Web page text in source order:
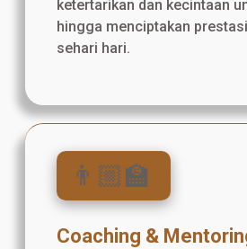
ketertarikan dan kecintaan
hingga menciptakan
sehari hari.
👨🏼‍🏫
Coaching &